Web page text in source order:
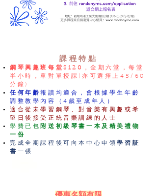
課程特點
鋼琴興趣班每堂$120
，全期六堂，每堂
半小時，單對單授課(亦可選擇上45/60
分鐘)
任何年齡報讀均適合，會根據學生年齡
調整教學內容（4歲至成年 人）
適合從未學習鋼琴、對音樂有興趣或希
望日後接受正統音樂訓練的人士
學費已包 附送初級琴書一本及精美禮物
一份
完成全期課程後可向本中心申領學習証
書 一張